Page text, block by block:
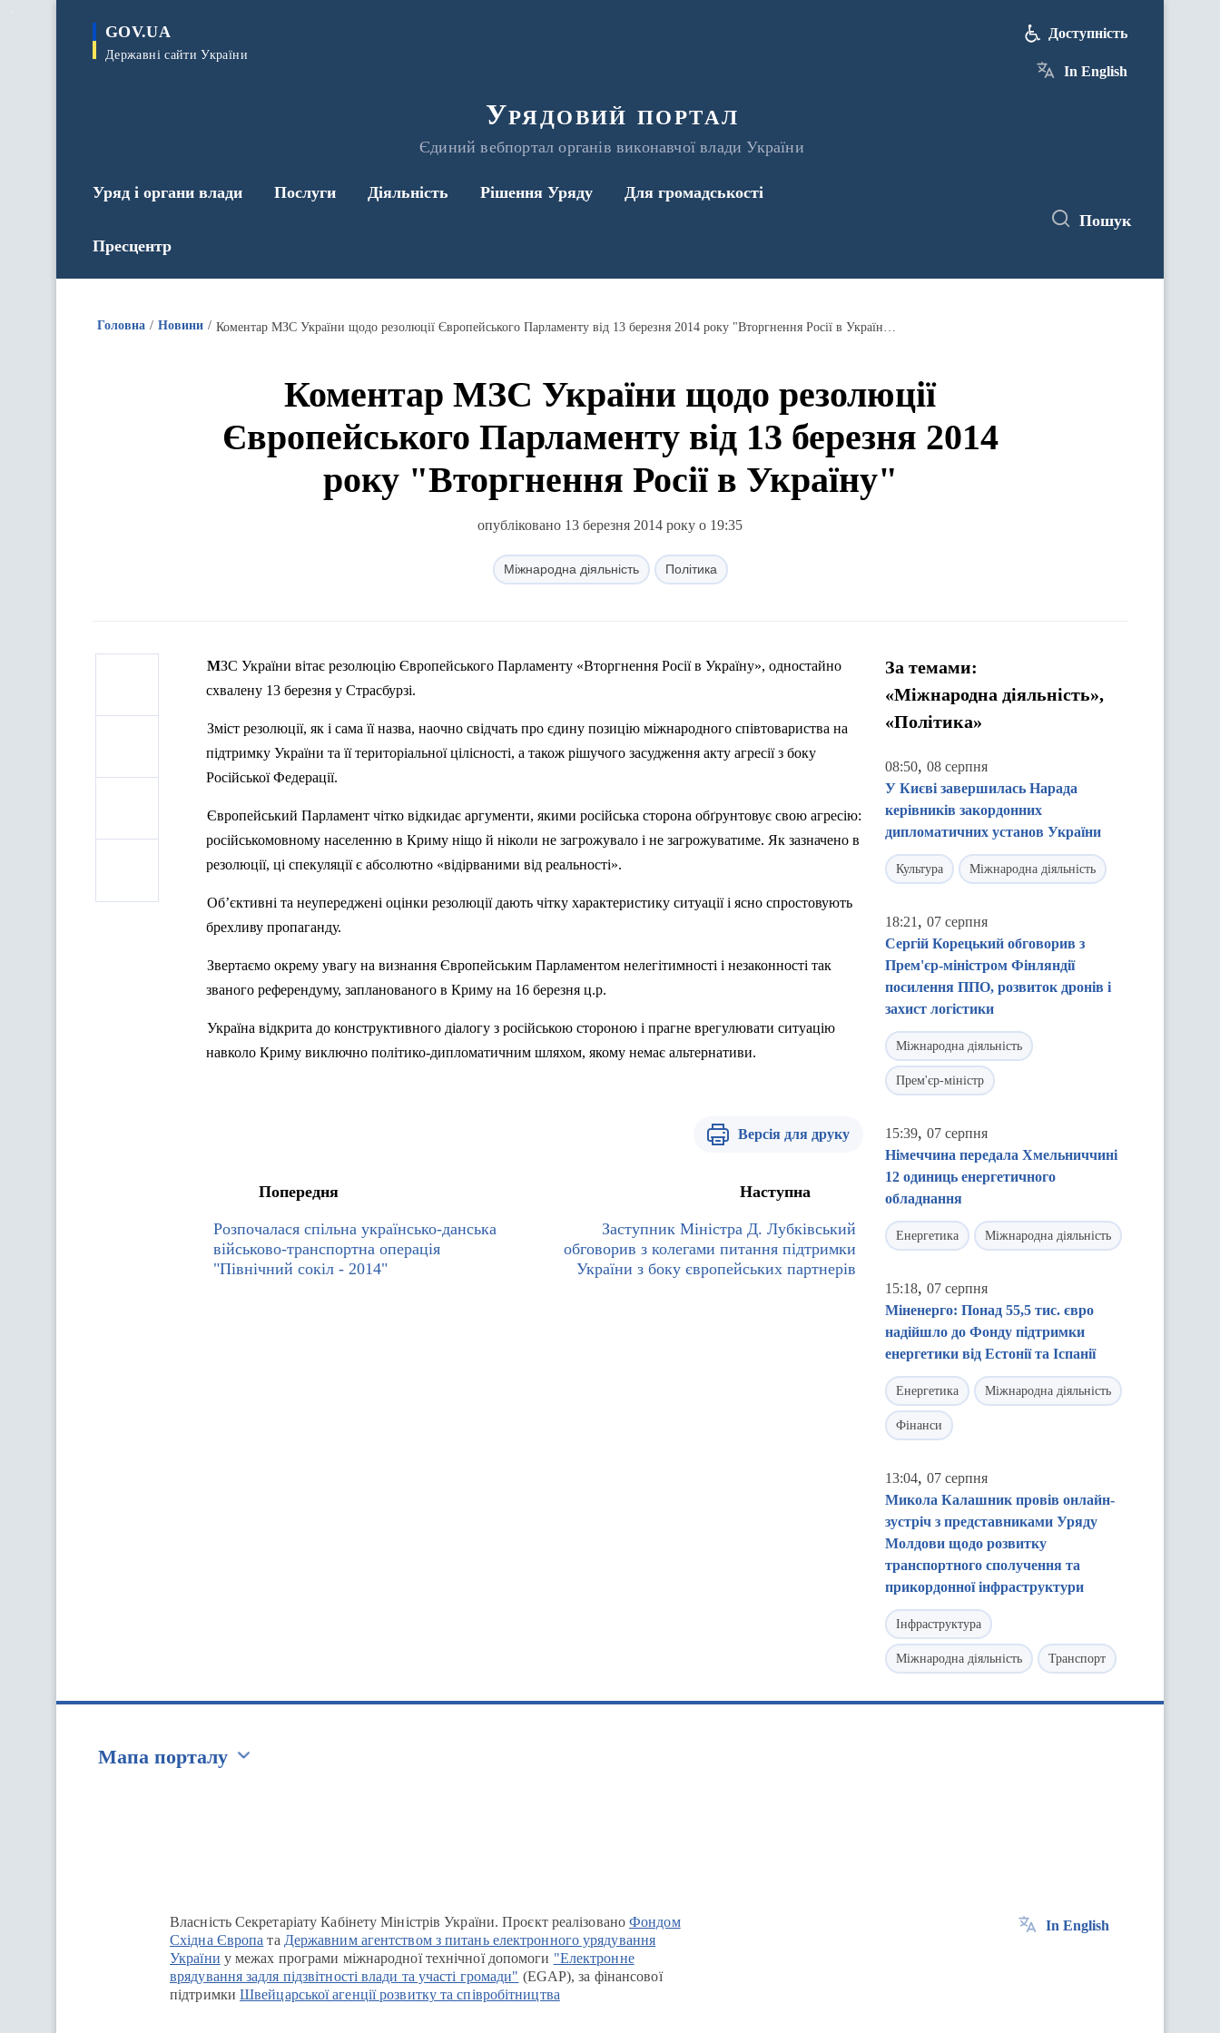
GOV.UA
Державні сайти України
Урядовий портал
Єдиний вебпортал органів виконавчої влади України
Доступність
In English
Уряд і органи влади Послуги Діяльність Рішення Уряду Для громадськості
Пресцентр
Пошук
Головна Новини Коментар МЗС України щодо резолюції Європейського Парламенту від 13 березня 2014 року "Вторгнення Росії в Україну"
Коментар МЗС України щодо резолюції
Європейського Парламенту від 13 березня 2014
року "Вторгнення Росії в Україну"
опубліковано 13 березня 2014 року о 19:35
Міжнародна діяльність Політика
МЗС України вітає резолюцію Європейського Парламенту «Вторгнення Росіїв Україну», одностайно
схвалену 13 березня у Страсбурзі.
Зміст резолюції, як і сама її назва, наочно свідчать про єдину позицію міжнародного співтовариства на
підтримку України та її територіальної цілісності, а також рішучого засудження акту агресії з боку
Російської Федерації.
Європейський Парламент чітко відкидає аргументи, якими російська сторона обґрунтовує свою агресію:
російськомовному населенню в Криму ніщо й ніколи не загрожувало і не загрожуватиме. Як зазначено в
резолюції, ці спекуляції є абсолютно «відірваними від реальності».
Об’єктивні та неупереджені оцінки резолюції дають чітку характеристику ситуації і ясно спростовують
брехливу пропаганду.
Звертаємо окрему увагу на визнання Європейським Парламентом нелегітимності і незаконності так
званого референдуму, запланованого в Криму на 16 березня ц.р.
Україна відкрита до конструктивного діалогу з російською стороною і прагне врегулювати ситуацію
навколо Криму виключно політико-дипломатичним шляхом, якому немає альтернативи.
Версія для друку
Попередня
Розпочалася спільна українсько-данська
військово-транспортна операція
"Північний сокіл - 2014"
Наступна
Заступник Міністра Д. Лубківський
обговорив з колегами питання підтримки
України з боку європейських партнерів
За темами:
«Міжнародна діяльність»,
«Політика»
08:50, 08 серпня
У Києві завершилась Нарада
керівників закордонних
дипломатичних установ України
Культура Міжнародна діяльність
18:21 , 07 серпня
Сергій Корецький обговорив з
Прем'єр-міністром Фінляндії
посилення ППО, розвиток дронів і
захист логістики
Міжнародна діяльність
Прем'єр-міністр
15:39, 07 серпня
Німеччина передала Хмельниччині
12 одиниць енергетичного
обладнання
Енергетика Міжнародна діяльність
15:18, 07 серпня
Міненерго: Понад 55,5 тис. євро
надійшло до Фонду підтримки
енергетики від Естонії та Іспанії
Енергетика Міжнародна діяльність
Фінанси
13:04, 07 серпня
Микола Калашник провів онлайн-
зустріч з представниками Уряду
Молдови щодо розвитку
транспортного сполучення та
прикордонної інфраструктури
Інфраструктура
Міжнародна діяльність Транспорт
Мапа порталу
Власність Секретаріату Кабінету Міністрів України. Проєкт реалізованоФондом
Східна Європа та Державним агентством з питань електронного урядування
України у межах програми міжнародної технічної допомоги "Електронне
врядування задля підзвітності влади та участі громади" (EGAP), за фінансової
підтримки Швейцарської агенції розвитку та співробітництва
In English